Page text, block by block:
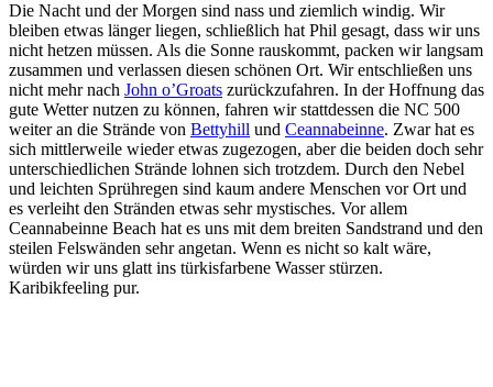
Die Nacht und der Morgen sind nass und ziemlich windig. Wir
bleiben etwas länger liegen, schließlich hat Phil gesagt, dass wir uns
nicht hetzen müssen. Als die Sonne rauskommt, packen wir langsam
zusammen und verlassen diesen schönen Ort. Wir entschließen uns
nicht mehr nach John o’Groats zurückzufahren. In der Hoffnung das
gute Wetter nutzen zu können, fahren wir stattdessen die NC 500
weiter an die Strände von Bettyhill und Ceannabeinne. Zwar hat es
sich mittlerweile wieder etwas zugezogen, aber die beiden doch sehr
unterschiedlichen Strände lohnen sich trotzdem. Durch den Nebel
und leichten Sprühregen sind kaum andere Menschen vor Ort und
es verleiht den Stränden etwas sehr mystisches. Vor allem
Ceannabeinne Beach hat es uns mit dem breiten Sandstrand und den
steilen Felswänden sehr angetan. Wenn es nicht so kalt wäre,
würden wir uns glatt ins türkisfarbene Wasser stürzen.
Karibikfeeling pur.